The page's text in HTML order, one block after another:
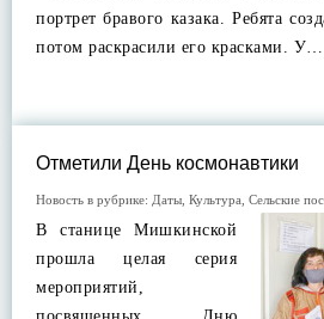
портрет бравого казака. Ребята
потом раскрасили его красками. У…
Отметили День космонавтики
Новость в рубрике: Даты Культура Сельские
В станице Мишкинской
прошла целая серия
мероприятий,